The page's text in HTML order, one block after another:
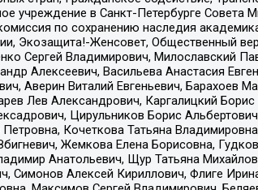
учреждение в Санкт-Петербурге Совета
по сохранению наследия
Экозащита!-Женсовет, Общественный
Сергей Владимирович, Милославский
Алексеевич, Васильева Анастасия
Аверин Виталий Евгеньевич, Барахоев
Лев Александрович, Каргалицкий
Цирульников Борис
Кочеткова Татьяна
Жемкова Елена Борисовна,
Анатольевич, Щур Татьяна
Алексей Кириллович, Флиге